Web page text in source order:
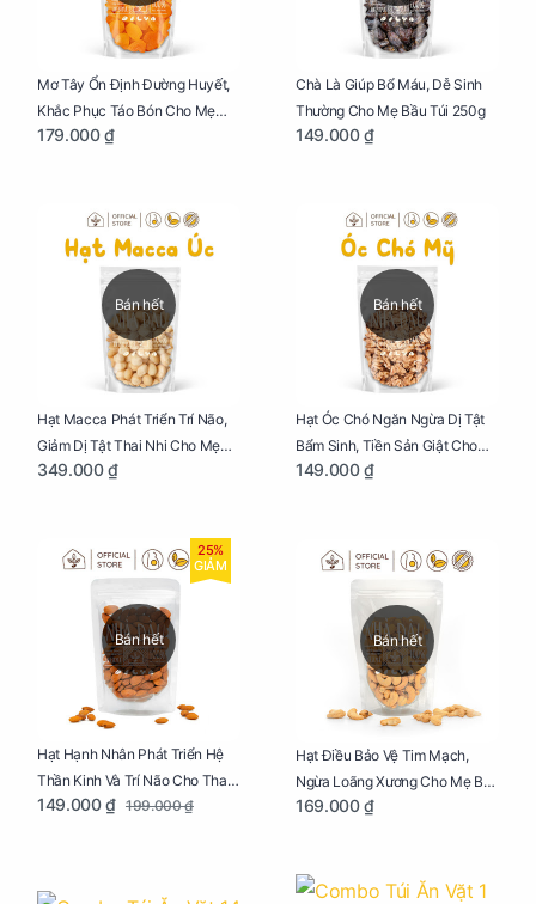
Mơ Tây Ổn Định Đường Huyết,
Khắc Phục Táo Bón Cho Mẹ
Bầu Túi 250g
179.000 ₫
Chà Là Giúp Bổ Máu, Dễ Sinh
Thường Cho Mẹ Bầu Túi 250g
149.000 ₫
Bán hết
Hạt Macca Phát Triển Trí Não,
Giảm Dị Tật Thai Nhi Cho Mẹ
Bầu Túi 250g
349.000 ₫
Bán hết
Hạt Óc Chó Ngăn Ngừa Dị Tật
Bẩm Sinh, Tiền Sản Giật Cho
Mẹ Bầu Túi 250g
149.000 ₫
Bán hết
25%
GIẢM
Hạt Hạnh Nhân Phát Triển Hệ
Thần Kinh Và Trí Não Cho Thai
Nhi Túi 250g
149.000 ₫ 199.000 ₫
Bán hết
Hạt Điều Bảo Vệ Tim Mạch,
Ngừa Loãng Xương Cho Mẹ Bầu
Túi 250g
169.000 ₫